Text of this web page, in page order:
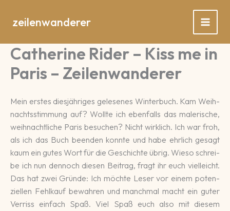
Inhaltzeilenwanderer
Catherine Rider – Kiss me in
Paris – Zeilenwanderer
Mein erstes dies­jähri­ges ge­lese­nes Win­ter­buch. Kam Weih­
nachts­stimmung auf? Wollte ich eben­falls das male­ri­sche,
weih­nacht­liche Paris be­suchen? Nicht wirk­lich. Ich war froh,
als ich das Buch be­enden konnte und habe ehr­lich ge­sagt
kaum ein gutes Wort für die Ge­schich­te übrig. Wieso schrei­
be ich nun dennoch die­sen Bei­trag, fragt ihr euch vielleicht.
Das hat zwei Gründe: Ich möchte Leser vor einem po­ten­
ziellen Fehl­kauf be­wah­ren und manch­mal macht ein guter
Verriss einfach Spaß. Viel Spaß euch also mit die­sem